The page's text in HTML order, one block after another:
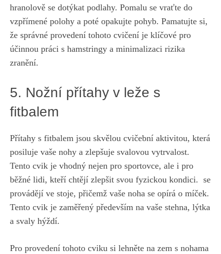
hranolově se dotýkat podlahy. Pomalu se vraťte do
vzpřímené polohy a poté‍ opakujte pohyb. Pamatujte si,‌
že ⁣správné provedení tohoto cvičení je klíčové pro
účinnou práci s hamstringy a minimalizaci rizika
zranění.
5. Nožní přítahy v leže s
fitbalem
Přítahy s fitbalem jsou skvělou ⁤cvičební aktivitou, která
posiluje vaše ​nohy a zlepšuje svalovou vytrvalost.
Tento cvik je vhodný‌ nejen pro sportovce, ale i pro
běžné lidi, kteří chtějí zlepšit svou fyzickou ‌kondici. ⁢ se
​provádějí ve‍ stoje, přičemž vaše noha se opírá o míček.
Tento⁤ cvik je zaměřený především na vaše stehna,​ lýtka
a svaly hýždí.
Pro provedení tohoto cviku si lehněte na zem s nohama